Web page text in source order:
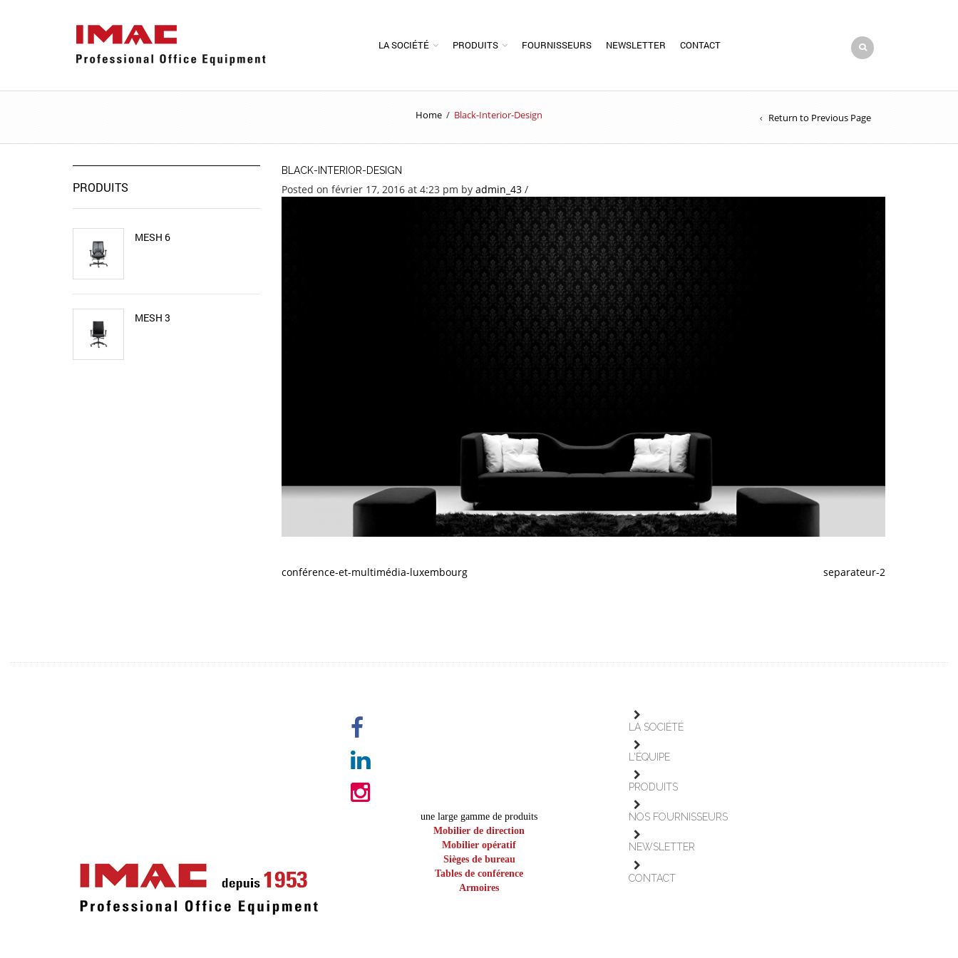
LA SOCIÉTÉ PRODUITS FOURNISSEURS NEWSLETTER CONTACT
Home / Black-Interior-Design Return to Previous Page
BLACK-INTERIOR-DESIGN
Posted on février 17, 2016 at 4:23 pm by admin_43/
conférence-et-multimédia-luxembourg separateur-2
PRODUITS
MESH 6
MESH 3
une large gamme de produits
Mobilier de direction
Mobilier opératif
Sièges de bureau
Tables de conférence
Armoires
LA SOCIÉTÉ
L'ÉQUIPE
PRODUITS
NOS FOURNISSEURS
NEWSLETTER
CONTACT